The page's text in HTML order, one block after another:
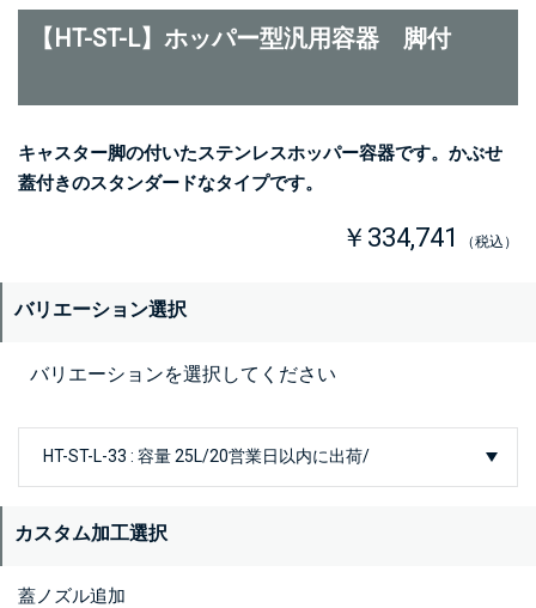
【HT-ST-L】ホッパー型汎用容器 脚付
キャスター脚の付いたステンレスホッパー容器です。かぶせ
蓋付きのスタンダードなタイプです。
￥334,741 （税込）
バリエーション選択
バリエーションを選択してください
カスタム加工選択
蓋ノズル追加